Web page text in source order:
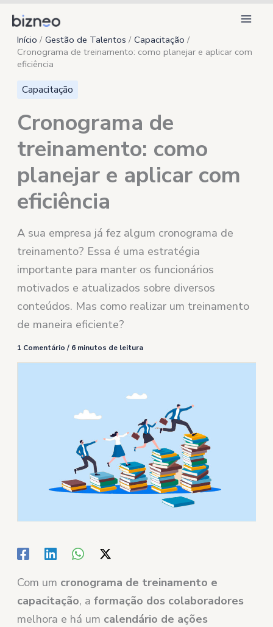
para
conteúdo
Início Gestão de Talentos
Capacitação
Cronograma de treinamento: como planejar e aplicar com
eficiência
Capacitação
Cronograma de
treinamento: como
planejar e aplicar com
eficiência
A sua empresa já fez algum cronograma de
treinamento? Essa é uma estratégia
importante para manter os funcionários
motivados e atualizados sobre diversos
conteúdos. Mas como realizar um treinamento
de maneira eficiente?
1 Comentário / 6 minutos de leitura
Com um cronograma de treinamento e
capacitação, aformação dos colaboradores
melhora e há um calendário de ações